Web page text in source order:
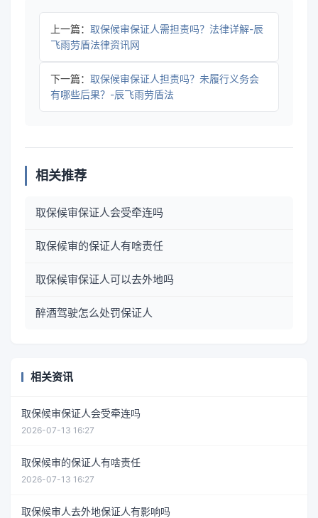
上一篇： 取保候审保证人需担责吗？法律详解-辰
飞雨劳盾法律资讯网
下一篇： 取保候审保证人担责吗？未履行义务会
有哪些后果？-辰飞雨劳盾法
相关推荐
取保候审保证人会受牵连吗
取保候审的保证人有啥责任
取保候审保证人可以去外地吗
醉酒驾驶怎么处罚保证人
相关资讯
取保候审保证人会受牵连吗
2026-07-13 16:27
取保候审的保证人有啥责任
2026-07-13 16:27
取保候审人去外地保证人有影响吗